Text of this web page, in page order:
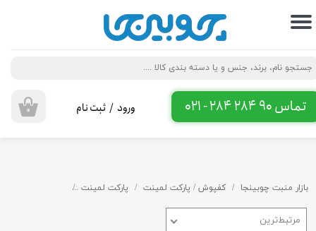
تماس 90 284 284 - 021 ۰ ورود / ثبت نام
حساب کاربری من
تغییر گذر واژه
سفارشات
خروج از حساب کاربری
بازار منبت چوبینجا کفپوش / پارکت لمینت پارکت لمینت
مرتبط‌ترین